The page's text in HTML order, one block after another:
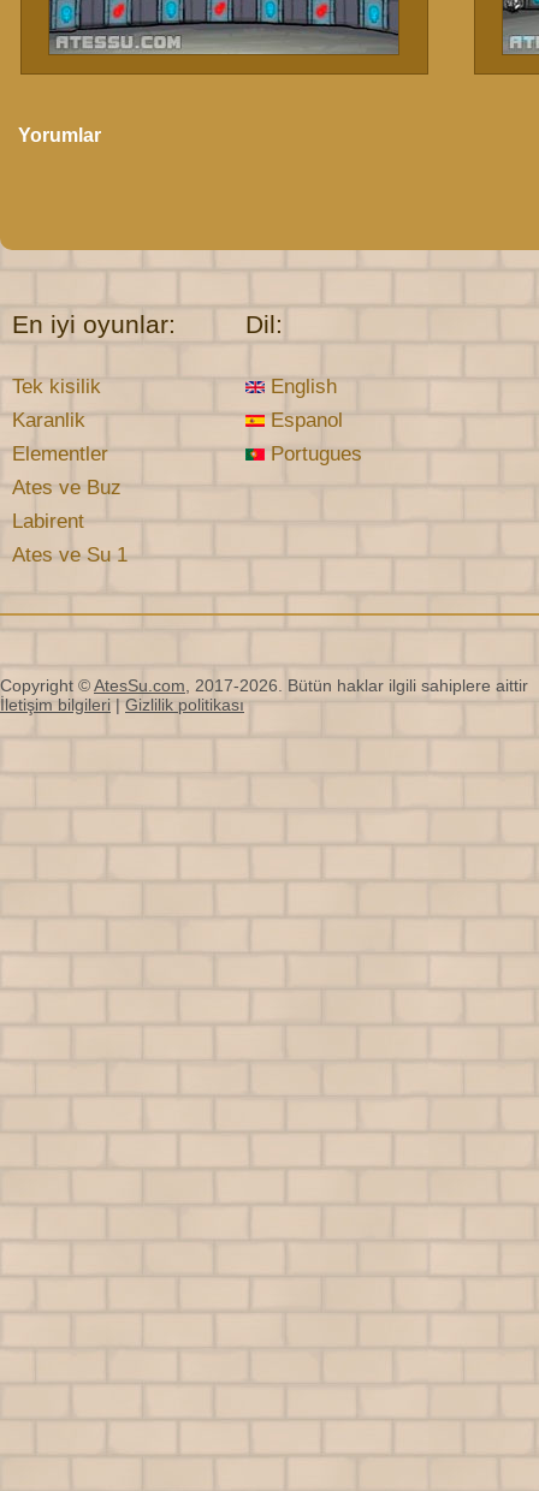
Yorumlar
En iyi oyunlar:
Tek kisilik
Karanlik
Elementler
Ates ve Buz
Labirent
Ates ve Su 1
Dil:
English
Espanol
Portugues
Copyright ©AtesSu.com , 2017-2026. Bütün haklar ilgili sahiplere aittir
İletişim bilgileri| Gizlilik politikası